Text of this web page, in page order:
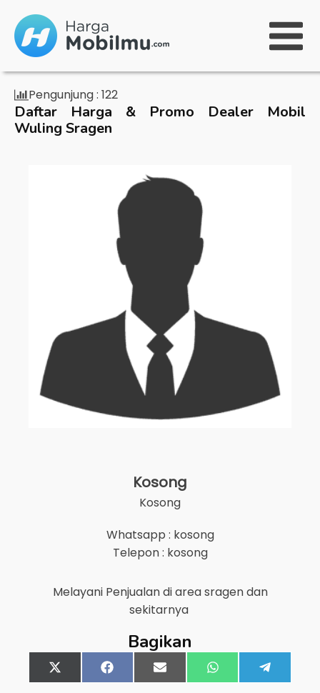
Pengunjung : 122
Daftar Harga & Promo Dealer Mobil
Wuling Sragen
Kosong
Kosong
Whatsapp : kosong
Telepon : kosong
Melayani Penjualan di areasragendan
sekitarnya
Bagikan
Share
on
X
(Twitter)
Share
on
FacebookShare
on
Email Share
on
WhatsApp
on